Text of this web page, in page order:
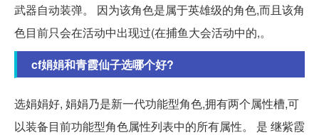
武器自动装弹。 因为该角色是属于英雄级的角色,而且该角
色目前只会在活动中出现过(在捕鱼大会活动中的,。
cf娟娟和青霞仙子选哪个好?
选娟娟好, 娟娟乃是新一代功能型角色,拥有两个属性槽,可
以装备目前功能型角色属性列表中的所有属性。 是 继紫霞